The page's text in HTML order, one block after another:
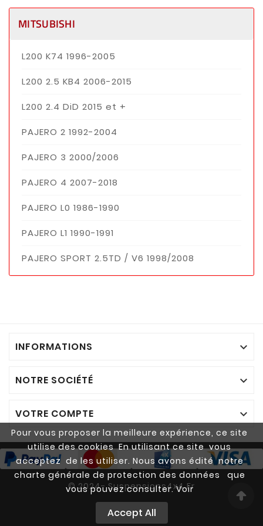
Pour vous proposer la meilleure expérience, ce site
utilise des cookies En utilisant ce site vous
acceptez de les utiliser. Nous avons édité notre
charte générale de protection des données que
vous pouvez consulter. Voir
Accept All
cavalier
bolts)
MITSUBISHI
L200 K74 1996-2005
L200 2.5 KB4 2006-2015
L200 2.4 DiD 2015 et +
PAJERO 2 1992-2004
PAJERO 3 2000/2006
PAJERO 4 2007-2018
PAJERO L0 1986-1990
PAJERO L1 1990-1991
PAJERO SPORT 2.5TD / V6 1998/2008
INFORMATIONS 
NOTRE SOCIÉTÉ 
VOTRE COMPTE 
© 2024- Suspensions4x4.fr